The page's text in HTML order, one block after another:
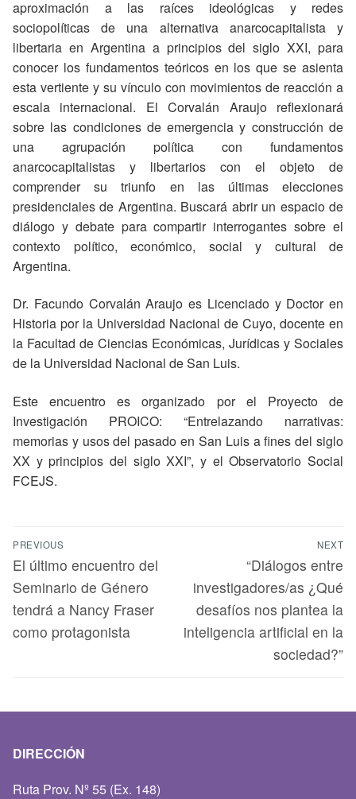
aproximación a las raíces ideológicas y redes
sociopolíticas de una alternativa anarcocapitalista y
libertaria en Argentina a principios del siglo XXI, para
conocer los fundamentos teóricos en los que se asienta
esta vertiente y su vínculo con movimientos de reacción a
escala internacional. El Corvalán Araujo reflexionará
sobre las condiciones de emergencia y construcción de
una agrupación política con fundamentos
anarcocapitalistas y libertarios con el objeto de
comprender su triunfo en las últimas elecciones
presidenciales de Argentina. Buscará abrir un espacio de
diálogo y debate para compartir interrogantes sobre el
contexto político, económico, social y cultural de
Argentina.
Dr. Facundo Corvalán Araujo es Licenciado y Doctor en
Historia por la Universidad Nacional de Cuyo, docente en
la Facultad de Ciencias Económicas, Jurídicas y Sociales
de la Universidad Nacional de San Luis.
Este encuentro es organizado por el Proyecto de
Investigación PROICO: “Entrelazando narrativas:
memorias y usos del pasado en San Luis a fines del siglo
XX y principios del siglo XXI”, y el Observatorio Social
FCEJS.
PREVIOUS
El último encuentro del
Seminario de Género
tendrá a Nancy Fraser
como protagonista
NEXT
“Diálogos entre
investigadores/as ¿Qué
desafíos nos plantea la
inteligencia artificial en la
sociedad?”
DIRECCIÓN
Ruta Prov. Nº 55 (Ex. 148)